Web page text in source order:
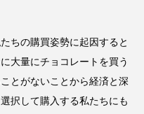
ちの購買姿勢に起因すると
大量にチョコレートを買う
とがないことから経済と深
択して購入する私たちにも